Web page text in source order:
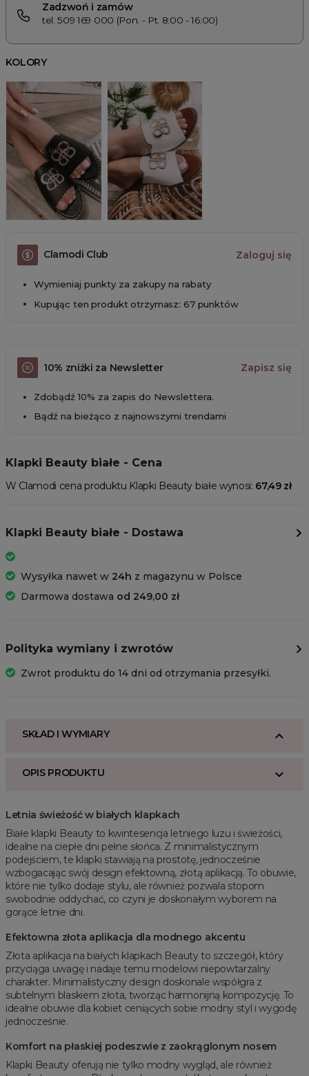
Zadzwoń i zamów
tel. 509 169 000 (Pon. - Pt. 8:00 - 16:00)
KOLORY
Clamodi Club Zaloguj się
Wymieniaj punkty za zakupy na rabaty
Kupując ten produkt otrzymasz: 67 punktów
10% zniżki za Newsletter Zapisz się
Zdobądź 10% za zapis do Newslettera.
Bądź na bieżąco z najnowszymi trendami
Klapki Beauty białe - Cena
W Clamodi cena produktu Klapki Beauty białe wynosi: 67,49 zł
Klapki Beauty białe - Dostawa
Wysyłka nawet w 24h z magazynu w Polsce
Darmowa dostawa od 249,00 zł
Polityka wymiany i zwrotów
Zwrot produktu do 14 dni od otrzymania przesyłki.
SKŁAD I WYMIARY
OPIS PRODUKTU
Letnia świeżość w białych klapkach
Białe klapki Beauty to kwintesencja letniego luzu i świeżości,
idealne na ciepłe dni pełne słońca. Z minimalistycznym
podejściem, te klapki stawiają na prostotę, jednocześnie
wzbogacając swój design efektowną, złotą aplikacją. To obuwie,
które nie tylko dodaje stylu, ale również pozwala stopom
swobodnie oddychać, co czyni je doskonałym wyborem na
gorące letnie dni.
Efektowna złota aplikacja dla modnego akcentu
Złota aplikacja na białych klapkach Beauty to szczegół, który
przyciąga uwagę i nadaje temu modelowi niepowtarzalny
charakter. Minimalistyczny design doskonale współgra z
subtelnym blaskiem złota, tworząc harmonijną kompozycję. To
idealne obuwie dla kobiet ceniących sobie modny styl i wygodę
jednocześnie.
Komfort na płaskiej podeszwie z zaokrąglonym nosem
Klapki Beauty oferują nie tylko modny wygląd, ale również